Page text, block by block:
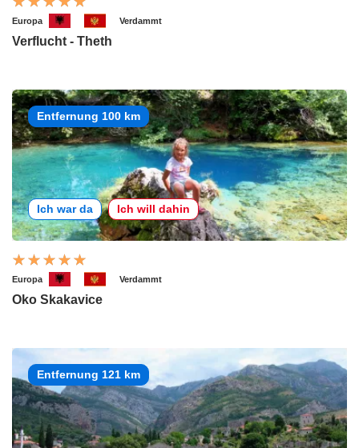
Europa Verdammt
Verflucht - Theth
Entfernung 100 km
Ich war da Ich will dahin
Europa Verdammt
Oko Skakavice
Entfernung 121 km